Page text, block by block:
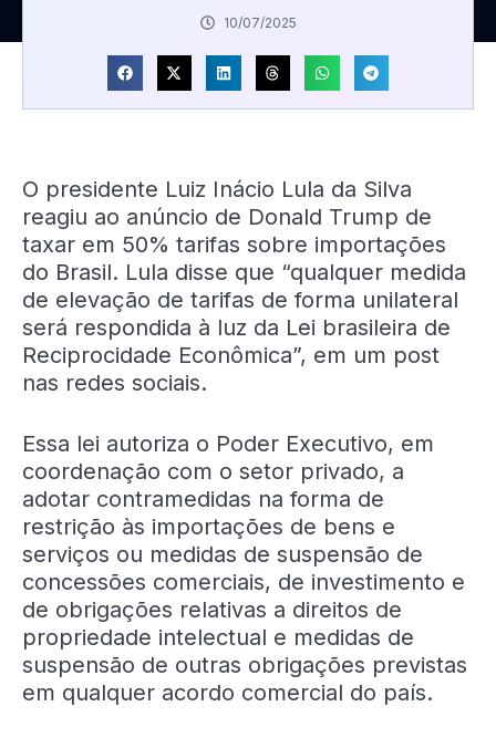
10/07/2025
O presidente Luiz Inácio Lula da Silva
reagiu ao anúncio de Donald Trump de
taxar em 50% tarifas sobre importações
do Brasil. Lula disse que “qualquer medida
de elevação de tarifas de forma unilateral
será respondida à luz da Lei brasileira de
Reciprocidade Econômica”, em um post
nas redes sociais.
Essa lei autoriza o Poder Executivo, em
coordenação com o setor privado, a
adotar contramedidas na forma de
restrição às importações de bens e
serviços ou medidas de suspensão de
concessões comerciais, de investimento e
de obrigações relativas a direitos de
propriedade intelectual e medidas de
suspensão de outras obrigações previstas
em qualquer acordo comercial do país.